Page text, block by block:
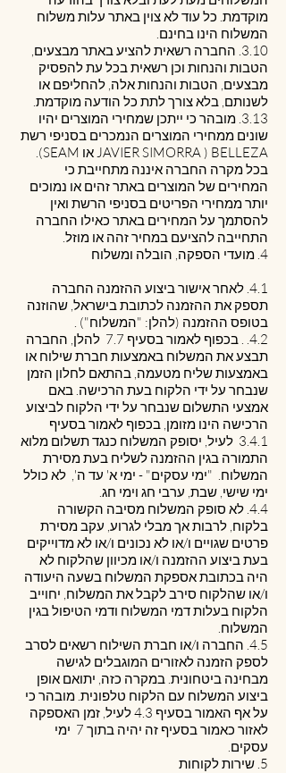
מוקדמת. כל עוד לא צוין באתר עלות משלוח
המשלוח הינו בחינם.
3.10. החברה רשאית להציע באתר מבצעים,
הטבות והנחות וכן רשאית בכל עת להפסיק
מבצעים, הטבות והנחות אלה, להחליפם או
לשנותם, בלא צורך לתת כל הודעה מוקדמת.
3.13. מובהר כי ייתכן שמחירי המוצרים יהיו
שונים ממחירי המוצרים הנמכרים בסניפי רשת
BELLEZA ( JAVIER SIMORRA או SEAM).
בכל מקרה החברה איננה מתחייבת כי
המחירים של המוצרים באתר זהים או נמוכים
יותר ממחירי הפריטים בסניפי הרשת ואין
להסתמך על המחירים באתר כאילו החברה
התחייבה להציעם במחיר זהה או מוזל.
4. מועדי הספקה, הובלה ומשלוח
4.1. לאחר אישור ביצוע ההזמנה החברה
תספק את ההזמנה לכתובת בישראל, שהוזנה
בטופס ההזמנה (להלן: "המשלוח") .
4.2. . בכפוף לאמור בסעיף ‎7.7 להלן, החברה
תבצע את המשלוח באמצעות חברת שילוח או
באמצעות שליח מטעמה, בהתאם לחלון הזמן
שנבחר על ידי הלקוח בעת הרכישה. באם
אמצעי התשלום שנבחר על ידי הלקוח לביצוע
הרכישה הינו מזומן, בכפוף לאמור בסעיף
‎3.4.1 לעיל, יסופק המשלוח כנגד תשלום מלוא
התמורה בגין ההזמנה לשליח בעת מסירת
המשלוח. "ימי עסקים" - ימי א' עד ה', לא כולל
ימי שישי, שבת, ערבי חג וימי חג.
4.4. לא סופק המשלוח מסיבה הקשורה
בלקוח, לרבות אך מבלי לגרוע, עקב מסירת
פרטים שגויים ו/או לא נכונים ו/או לא מדוייקים
בעת ביצוע ההזמנה ו/או מכיוון שהלקוח לא
היה בכתובת אספקת המשלוח בשעה היעודה
ו/או שהלקוח סירב לקבל את המשלוח, יחוייב
הלקוח בעלות דמי המשלוח ודמי הטיפול בגין
המשלוח.
4.5. החברה ו/או חברת השילוח רשאים לסרב
לספק הזמנה לאזורים המוגבלים לגישה
מבחינה ביטחונית. במקרה כזה, יתואם אופן
ביצוע המשלוח עם הלקוח טלפונית. מובהר כי
על אף האמור בסעיף ‎4.3 לעיל, זמן האספקה
לאזור כאמור בסעיף זה יהיה בתוך 7 ימי
עסקים.
5. שירות לקוחות